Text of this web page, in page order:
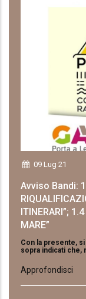
09 Lug 21
Avviso Bandi:
ITINERARI”;
MARE”
Con la presente,
sopra indicati che,
Approfondisci